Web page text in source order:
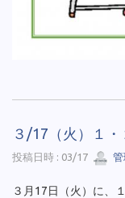
３/17（火）１
投稿日時 : 03/17
３月17日（火）に、